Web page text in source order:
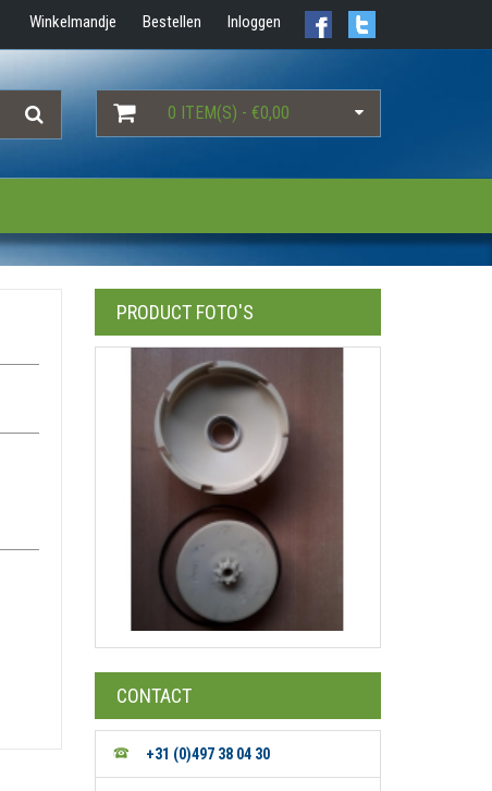
Winkelmandje Bestellen Inloggen
0 ITEM(S) - €0,00
PRODUCT FOTO'S
CONTACT
+31 (0)497 38 04 30